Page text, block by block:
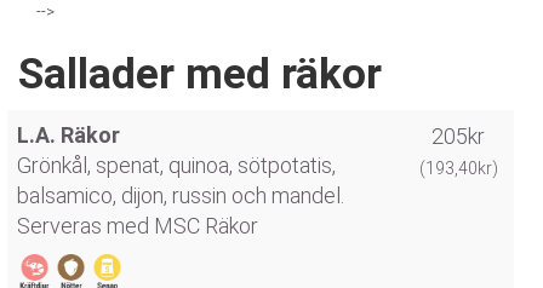
-->
Sallader med räkor
L.A. Räkor
Grönkål, spenat, quinoa, sötpotatis,
balsamico, dijon, russin och mandel.
Serveras med MSC Räkor
205kr
(193,40kr)